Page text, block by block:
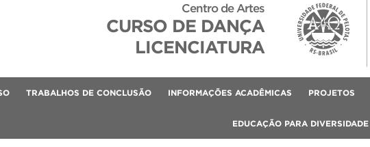
Centro de Artes
CURSO DE DANÇA
LICENCIATURA
TRABALHOS DE CONCLUSÃO INFORMAÇÕES ACADÊMICAS PROJETOS
EDUCAÇÃO PARA DIVERSIDADE